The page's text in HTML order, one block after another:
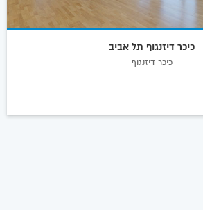
כיכר דיזנגוף תל אביב
כיכר דיזנגוף